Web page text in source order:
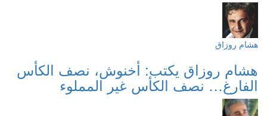
هشام روزاق
هشام روزاق يكتب: أخنوش، نصف الكأس
الفارغ… نصف الكأس غير المملوء